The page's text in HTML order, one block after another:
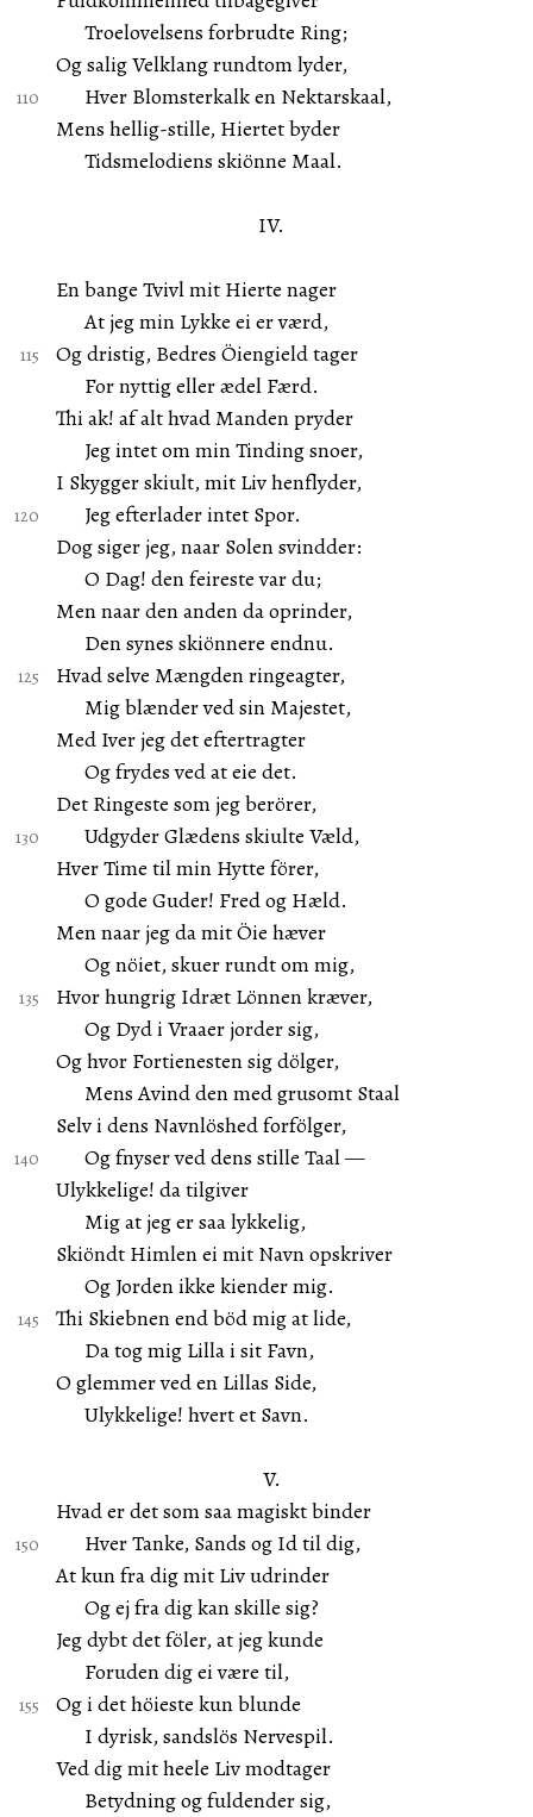
Troelovelsens forbrudte Ring;
Og salig Velklang rundtom lyder,
Hver Blomsterkalk en Nektarskaal,
Mens hellig-stille, Hiertet byder
Tidsmelodiens skiönne Maal.
IV.
En bange Tvivl mit Hierte nager
At jeg min Lykke ei er værd,
Og dristig, Bedres Öiengield tager
For nyttig eller ædel Færd.
Thi ak! af alt hvad Manden pryder
Jeg intet om min Tinding snoer,
I Skygger skiult, mit Liv henflyder,
Jeg efterlader intet Spor.
Dog siger jeg, naar Solen svindder:
O Dag! den feireste var du;
Men naar den anden da oprinder,
Den synes skiönnere endnu.
Hvad selve Mængden ringeagter,
Mig blænder ved sin Majestet,
Med Iver jeg det eftertragter
Og frydes ved at eie det.
Det Ringeste som jeg berörer,
Udgyder Glædens skiulte Væld,
Hver Time til min Hytte förer,
O gode Guder! Fred og Hæld.
Men naar jeg da mit Öie hæver
Og nöiet, skuer rundt om mig,
Hvor hungrig Idræt Lönnen kræver,
Og Dyd i Vraaer jorder sig,
Og hvor Fortienesten sig dölger,
Mens Avind den med grusomt Staal
Selv i dens Navnlöshed forfölger,
Og fnyser ved dens stille Taal —
Ulykkelige! da tilgiver
Mig at jeg er saa lykkelig,
Skiöndt Himlen ei mit Navn opskriver
Og Jorden ikke kiender mig.
Thi Skiebnen end böd mig at lide,
Da tog mig Lilla i sit Favn,
O glemmer ved en Lillas Side,
Ulykkelige! hvert et Savn.
V.
Hvad er det som saa magiskt binder
Hver Tanke, Sands og Id til dig,
At kun fra dig mit Liv udrinder
Og ej fra dig kan skille sig?
Jeg dybt det föler, at jeg kunde
Foruden dig ei være til,
Og i det höieste kun blunde
I dyrisk, sandslös Nervespil.
Ved dig mit heele Liv modtager
Betydning og fuldender sig,